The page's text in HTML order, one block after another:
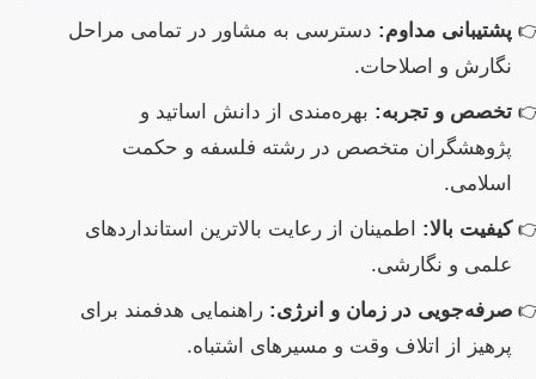
پشتیبانی مداوم: دسترسی به مشاور در تمامی مراحل
نگارش و اصلاحات.
تخصص و تجربه: بهره‌مندی از دانش اساتید و
پژوهشگران متخصص در رشته فلسفه و حکمت
اسلامی.
کیفیت بالا: اطمینان از رعایت بالاترین استانداردهای
علمی و نگارشی.
صرفه‌جویی در زمان و انرژی: راهنمایی هدفمند برای
پرهیز از اتلاف وقت و مسیرهای اشتباه.